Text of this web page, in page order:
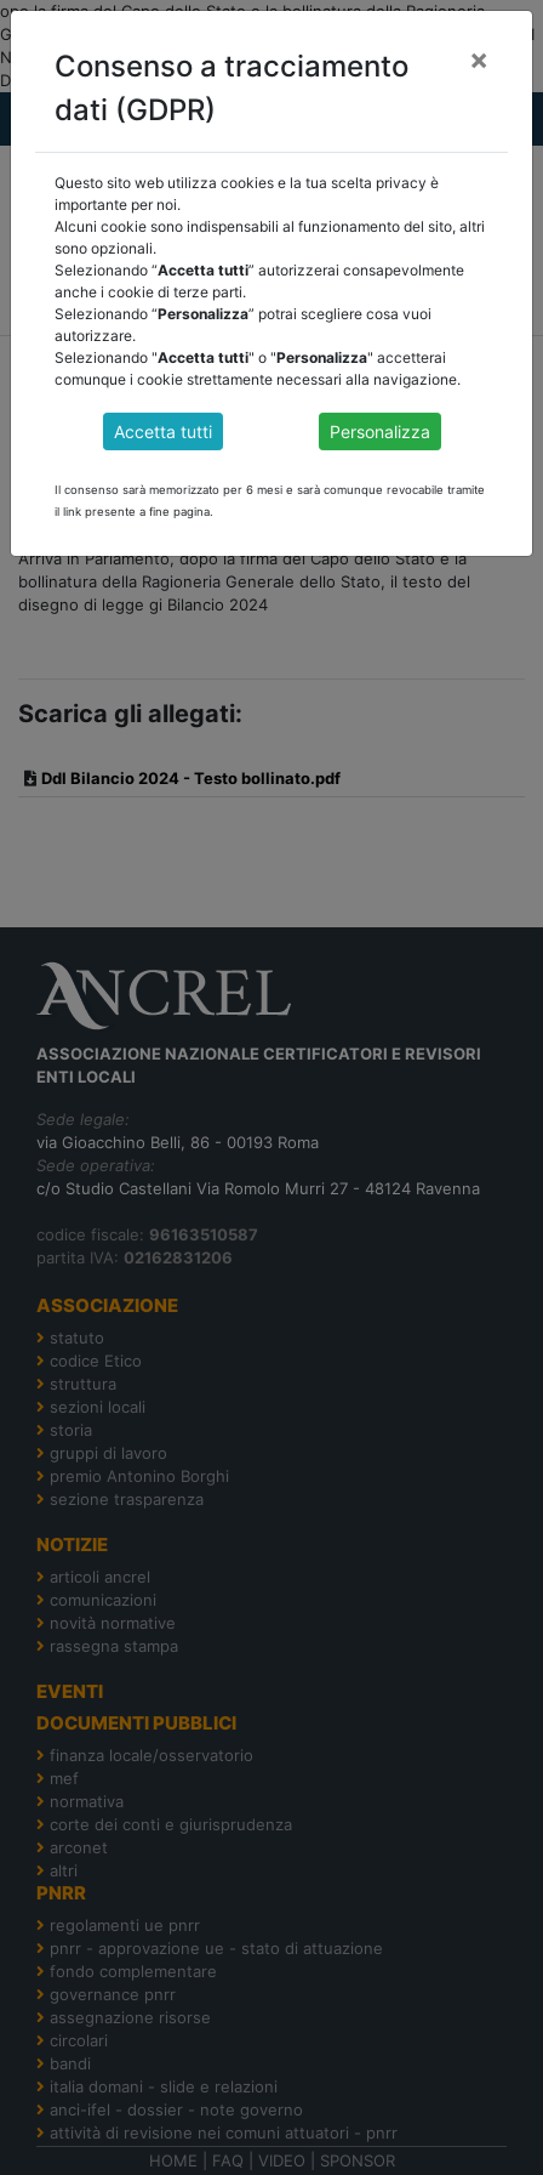
opo la firma del Capo dello Stato e la bollinatura della Ragioneria
Generale dello Stato, il testo del disegno di le... DOCUMENTI PUBBLICI
Normativa ASSOCIAZIONE NAZIONALE CERTIFICATORI E REVISORI
DEGLI ENTI LOCALI">
MEF FINANZA LOCALE/OSSERVATORIO
CORTE DEI CONTI E GIURISPRUDENZA
ARCONET
home documenti pubblici normativa/torna indietro
DOCUMENTI PUBBLICI
DDL BILANCIO 2024
Arriva in Parlamento, dopo la firma del Capo dello Stato e la
bollinatura della Ragioneria Generale dello Stato, il testo del
disegno di legge gi Bilancio 2024
Scarica gli allegati:
Ddl Bilancio 2024 - Testo bollinato.pdf
ASSOCIAZIONE NAZIONALE CERTIFICATORI E REVISORI
ENTI LOCALI
Sede legale:
via Gioacchino Belli, 86 - 00193 Roma
Sede operativa:
c/o Studio Castellani Via Romolo Murri 27 - 48124 Ravenna
codice fiscale: 96163510587
partita IVA: 02162831206
ASSOCIAZIONE
statuto
codice Etico
struttura
sezioni locali
storia
gruppi di lavoro
premio Antonino Borghi
sezione trasparenza
NOTIZIE
articoli ancrel
comunicazioni
novità normative
rassegna stampa
EVENTI
DOCUMENTI PUBBLICI
finanza locale/osservatorio
mef
normativa
corte dei conti e giurisprudenza
arconet
altri
PNRR
regolamenti ue pnrr
pnrr - approvazione ue - stato di attuazione
fondo complementare
governance pnrr
assegnazione risorse
circolari
bandi
italia domani - slide e relazioni
anci-ifel - dossier - note governo
attività di revisione nei comuni attuatori - pnrr
HOME
FAQ VIDEO SPONSOR
Consenso a tracciamento
dati (GDPR)
×
Questo sito web utilizza cookies e la tua scelta privacy è
importante per noi.
Alcuni cookie sono indispensabili al funzionamento del sito, altri
sono opzionali.
Selezionando “Accetta tutti” autorizzerai consapevolmente
anche i cookie di terze parti.
Selezionando “Personalizza” potrai scegliere cosa vuoi
autorizzare.
Selezionando "Accetta tutti" o "Personalizza" accetterai
comunque i cookie strettamente necessari alla navigazione.
Accetta tutti Personalizza
Il consenso sarà memorizzato per 6 mesi e sarà comunque revocabile tramite
il link presente a fine pagina.